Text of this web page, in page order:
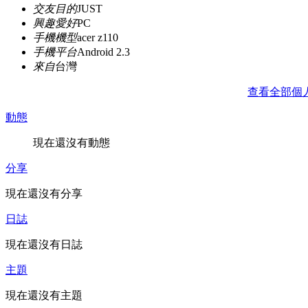
交友目的JUST
興趣愛好PC
手機機型acer z110
手機平台Android 2.3
來自台灣
查看全部個
動態
現在還沒有動態
分享
現在還沒有分享
日誌
現在還沒有日誌
主題
現在還沒有主題